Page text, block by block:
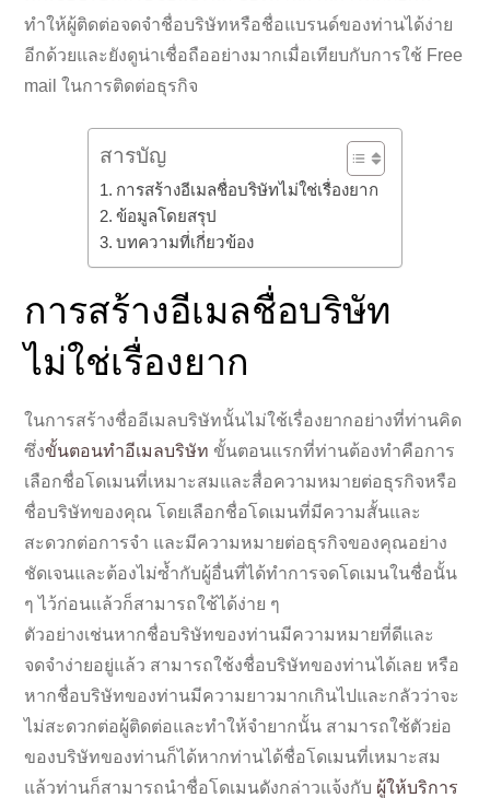
ทำให้ผู้ติดต่อจดจำชื่อบริษัทหรือชื่อแบรนด์ของท่านได้ง่าย
อีกด้วยและยังดูน่าเชื่อถืออย่างมากเมื่อเทียบกับการใช้ Free
mail ในการติดต่อธุรกิจ
สารบัญ
การสร้างอีเมลชื่อบริษัทไม่ใช่เรื่องยาก
ข้อมูลโดยสรุป
บทความที่เกี่ยวข้อง
การสร้างอีเมลชื่อบริษัท
ไม่ใช่เรื่องยาก
ในการสร้างชื่ออีเมลบริษัทนั้นไม่ใช้เรื่องยากอย่างที่ท่านคิด
ซึ่งขั้นตอนทำอีเมลบริษัท ขั้นตอนแรกที่ท่านต้องทำคือการ
เลือกชื่อโดเมนที่เหมาะสมและสื่อความหมายต่อธุรกิจหรือ
ชื่อบริษัทของคุณ โดยเลือกชื่อโดเมนที่มีความสั้นและ
สะดวกต่อการจำ และมีความหมายต่อธุรกิจของคุณอย่าง
ชัดเจนและต้องไม่ซ้ำกับผู้อื่นที่ได้ทำการจดโดเมนในชื่อนั้น
ๆ ไว้ก่อนแล้วก็สามารถใช้ได้ง่าย ๆ
ตัวอย่างเช่นหากชื่อบริษัทของท่านมีความหมายที่ดีและ
จดจำง่ายอยู่แล้ว สามารถใช้งชื่อบริษัทของท่านได้เลย หรือ
หากชื่อบริษัทของท่านมีความยาวมากเกินไปและกลัวว่าจะ
ไม่สะดวกต่อผู้ติดต่อและทำให้จำยากนั้น สามารถใช้ตัวย่อ
ของบริษัทของท่านก็ได้หากท่านได้ชื่อโดเมนที่เหมาะสม
แล้วท่านก็สามารถนำชื่อโดเมนดังกล่าวแจ้งกับ ผู้ให้บริการ